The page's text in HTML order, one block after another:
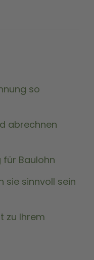
so
abrechnen
Baulohn
sie sinnvoll sein
zu Ihrem